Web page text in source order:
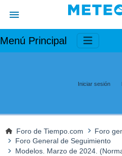
Menú Principal
Iniciar sesión
Foro de Tiempo.com
Foro
Foro General de Seguimiento
Modelos. Marzo de 2024.